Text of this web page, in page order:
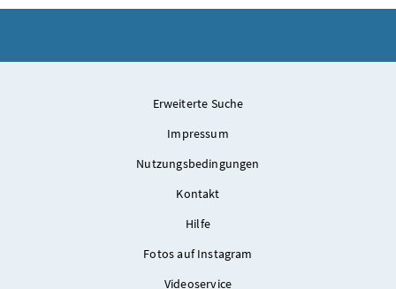
Erweiterte Suche
Impressum
Nutzungsbedingungen
Kontakt
Hilfe
Fotos auf Instagram
Videoservice